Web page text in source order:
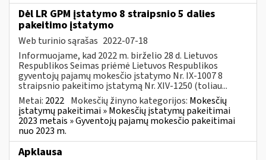
Dėl LR GPM įstatymo 8 straipsnio 5 dalies
pakeitimo įstatymo
Web turinio sąrašas 2022-07-18
Informuojame, kad 2022 m. birželio 28 d. Lietuvos
Respublikos Seimas priėmė Lietuvos Respublikos
gyventojų pajamų mokesčio įstatymo Nr. IX-1007 8
straipsnio pakeitimo įstatymą Nr. XIV-1250 (toliau...
Metai: 2022 Mokesčių žinyno kategorijos: Mokesčių
įstatymų pakeitimai » Mokesčių įstatymų pakeitimai
2023 metais » Gyventojų pajamų mokesčio pakeitimai
nuo 2023 m.
Apklausa